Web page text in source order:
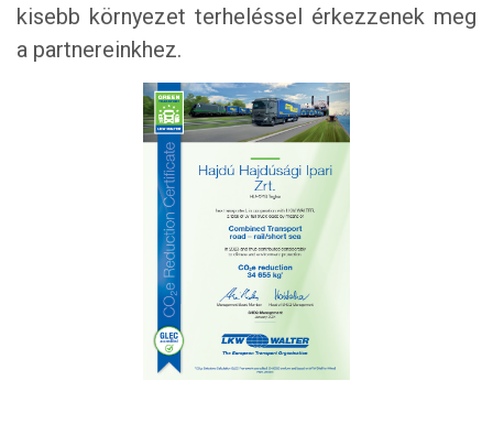
kisebb környezet terheléssel érkezzenek meg
a partnereinkhez.